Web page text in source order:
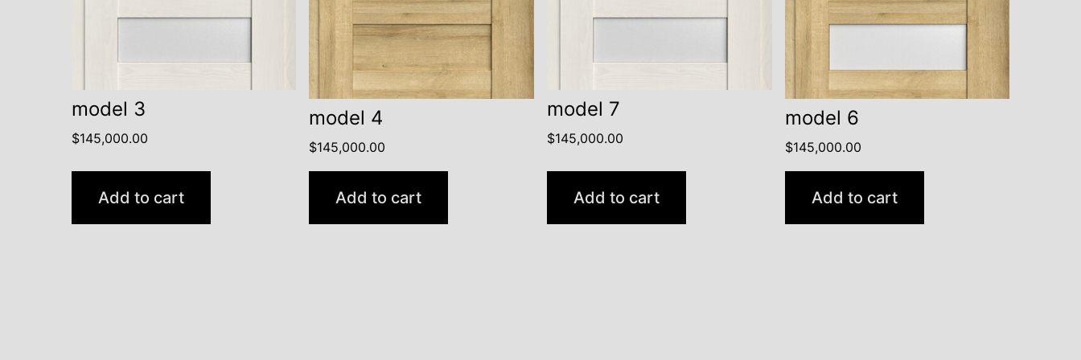
model 3
$145,000.00
Add to cart
model 4
$145,000.00
Add to cart
model 7
$145,000.00
Add to cart
model 6
$145,000.00
Add to cart